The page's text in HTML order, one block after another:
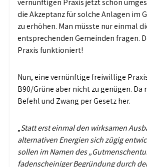
vernünftigen Praxis jetzt schon
die Akzeptanz für solche Anlagen im
zu erhöhen. Man müsste nur einmal
entsprechenden Gemeinden fragen.
Praxis funktioniert!
Nun, eine vernünftige freiwillige
B90/Grüne aber nicht zu genügen. Da
Befehl und Zwang per Gesetz her.
„Statt erst einmal den wirksamen
alternativen Energien sich zügig
sollen im Namen des
fadenscheiniger Begründung durch